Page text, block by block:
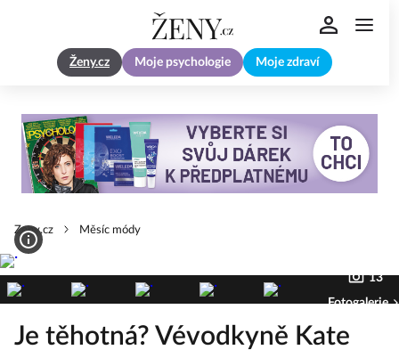
Ženy.cz Moje psychologie Moje zdraví
Zeny.cz Měsíc módy
13
Fotogalerie
Je těhotná? Vévodkyně Kate